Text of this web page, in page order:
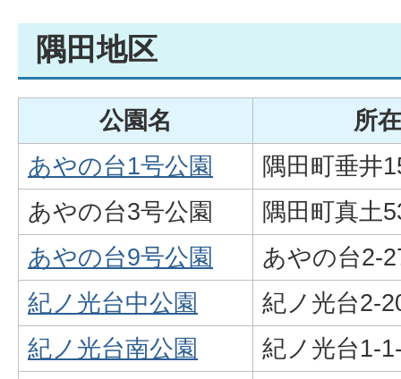
隅田地区
公園名
所
あやの台1号公園
隅田町垂井
あやの台3号公園
隅田町真土
あやの台9号公園
あやの台2-
紀ノ光台中公園
紀ノ光台2-
紀ノ光台南公園
紀ノ光台1-